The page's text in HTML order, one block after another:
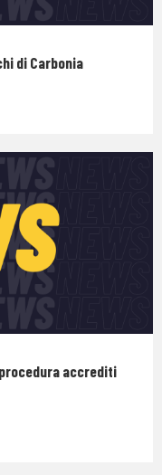
di Carbonia
accrediti